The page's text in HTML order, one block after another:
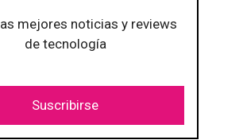
mejores noticias y reviews
de tecnología
Suscribirse